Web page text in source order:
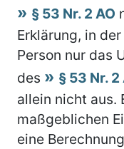
§ 53 Nr. 2 AO
Erklärung, in
Person nur das
des
§ 53 Nr. 2
allein nicht aus.
maßgeblichen
eine